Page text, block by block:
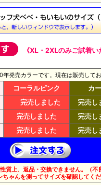
《XL・2XLのみご試着
発売カラーです。現在は販売して
コーラルピンク
カ
完売しました
完売し
完売しました
完売し
完売しました 完売し
質上、返品・交換できません。（不
ちゃんを測ってサイズを確認してく